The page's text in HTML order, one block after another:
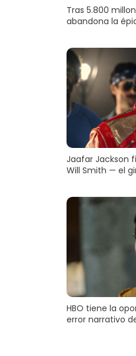
Tras 5.800
abandona la
Jaafar Jackson
Will Smith — el
HBO tiene la
error narrativo